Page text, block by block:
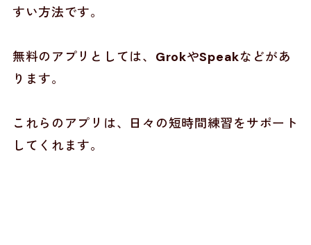
すい方法です。
無料のアプリとしては、 GrokやSpeakなどがあ
ります。
これらのアプリは、日々の短時間練習をサポート
してくれます。